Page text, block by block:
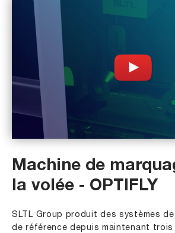
Machine de
la volée - OPTIFLY
SLTL Group produit des systèmes
de référence depuis maintenant trois